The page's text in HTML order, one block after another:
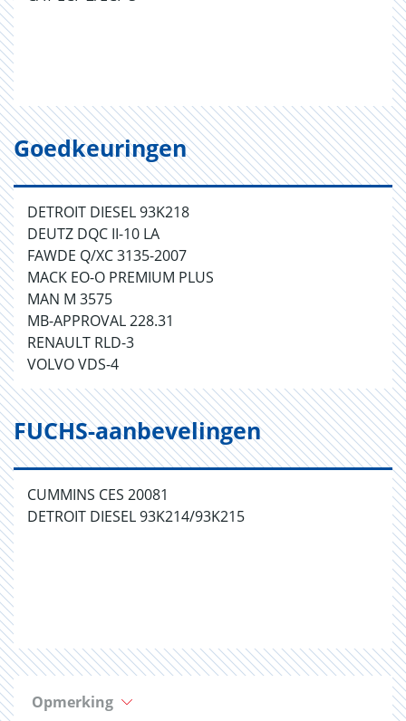
Goedkeuringen
DETROIT DIESEL 93K218
DEUTZ DQC II-10 LA
FAWDE Q/XC 3135-2007
MACK EO-O PREMIUM PLUS
MAN M 3575
MB-APPROVAL 228.31
RENAULT RLD-3
VOLVO VDS-4
FUCHS-aanbevelingen
CUMMINS CES 20081
DETROIT DIESEL 93K214/93K215
Opmerking